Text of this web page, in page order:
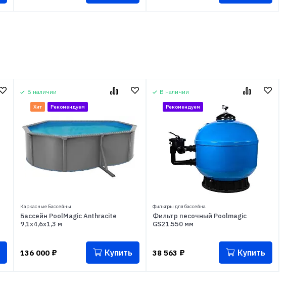
В наличии
Хит Рекомендуем
Каркасные Бассейны
Бассейн PoolMagic Anthracite
9,1x4,6x1,3 м
136 000 ₽ Купить
В наличии
Рекомендуем
Фильтры для бассейна
Фильтр песочный Poolmagic
GS21.550 мм
38 563 ₽ Купить